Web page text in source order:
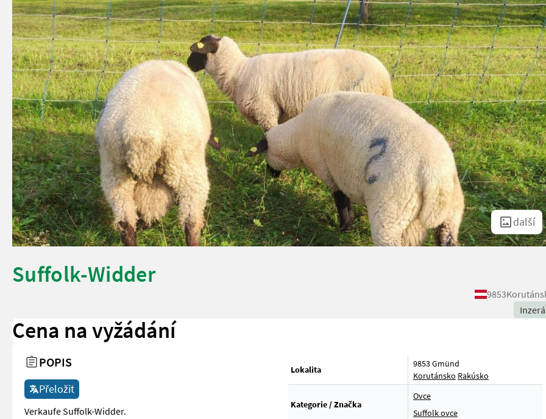
další
Suffolk-Widder
9853
Cena na vyžádání
POPIS
Přeložit
Verkaufe Suffolk-Widder.
Lokalita
9853 Gmünd
Korutánsko Rakúsko
Kategorie / Značka
Ovce
Suffolk ovce